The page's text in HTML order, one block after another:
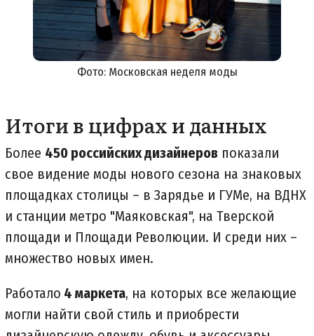
Фото: Московская неделя моды
Итоги в цифрах и данных
Более 450 российских дизайнеров показали
свое видение моды нового сезона на знаковых
площадках столицы – в Зарядье и ГУМе, на ВДНХ
и станции метро "Маяковская", на Тверской
площади и Площади Революции. И среди них –
множество новых имен.
Работало 4 маркета, на которых все желающие
могли найти свой стиль и приобрести